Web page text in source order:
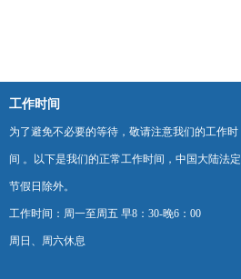
工作时间
为了避免不必要的等待，敬请注意我们的工作时
间 。以下是我们的正常工作时间，中国大陆法定
节假日除外。
工作时间：周一至周五 早8：30-晚6：00
周日、周六休息